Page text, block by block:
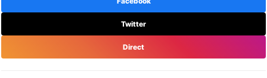
Twitter
Direct